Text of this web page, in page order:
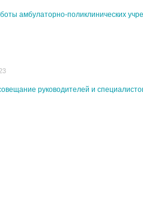
амбулаторно-поликлинических
руководителей и